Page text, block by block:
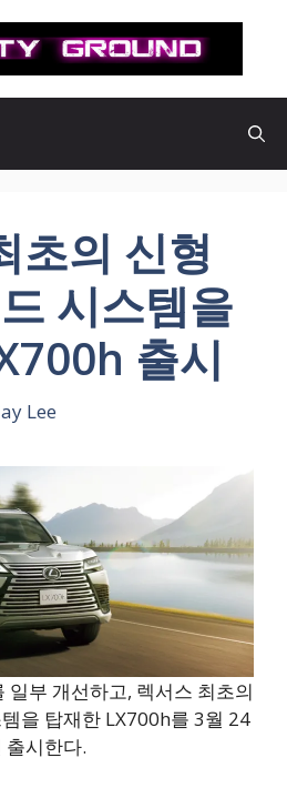
초의 신형
시스템을
출시
Lee
일부 개선하고, 렉서스 최초의
을 탑재한 LX700h를 3월 24
출시한다.